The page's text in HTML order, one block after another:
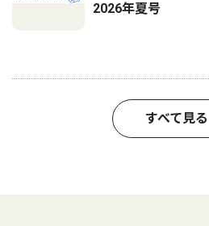
2026年夏号
すべて見る